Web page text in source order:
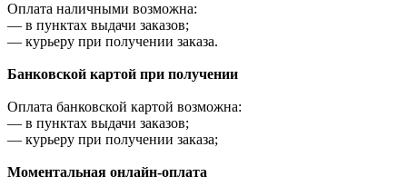
Оплата наличными возможна:
— в пунктах выдачи заказов;
— курьеру при получении заказа.
Банковской картой при получении
Оплата банковской картой возможна:
— в пунктах выдачи заказов;
— курьеру при получении заказа;
Моментальная онлайн-оплата